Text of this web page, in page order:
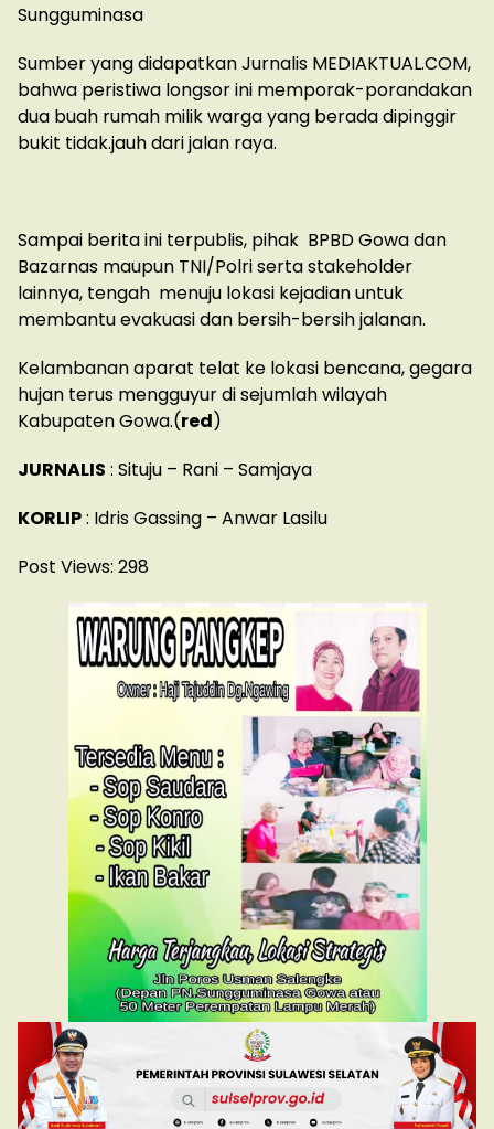
Sungguminasa
Sumber yang didapatkan Jurnalis MEDIAKTUAL.COM,
bahwa peristiwa longsor ini memporak-porandakan
dua buah rumah milik warga yang berada dipinggir
bukit tidak.jauh dari jalan raya.
Sampai berita ini terpublis, pihak BPBD Gowa dan
Bazarnas maupun TNI/Polri serta stakeholder
lainnya, tengah menuju lokasi kejadian untuk
membantu evakuasi dan bersih-bersih jalanan.
Kelambanan aparat telat ke lokasi bencana, gegara
hujan terus mengguyur di sejumlah wilayah
Kabupaten Gowa.(red)
JURNALIS : Situju – Rani – Samjaya
KORLIP: Idris Gassing – Anwar Lasilu
Post Views: 298